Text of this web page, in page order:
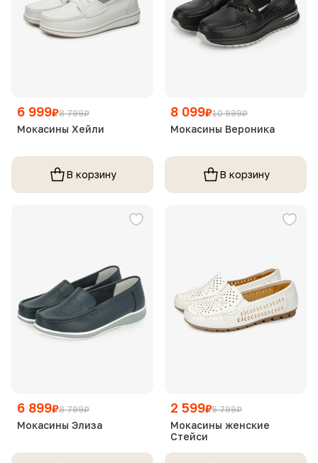
6 999₽8 799₽
Мокасины Хейли
В корзину
8 099₽10 999₽
Мокасины Вероника
В корзину
6 899₽8 799₽
Мокасины Элиза
2 599₽5 799₽
Мокасины женские
Стейси